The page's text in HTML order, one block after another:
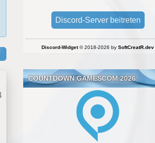
Discord-Server beitreten
Discord-Widget© 2018-2026 by SoftCreatR.dev
COUNTDOWN GAMESCOM 2026